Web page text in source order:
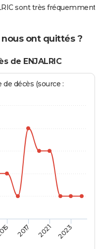
sont très fréquemment
nous ont quittés ?
de ENJALRIC
décès (source :
2017 2021 2023